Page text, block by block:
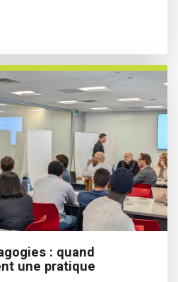
: quand
une pratique